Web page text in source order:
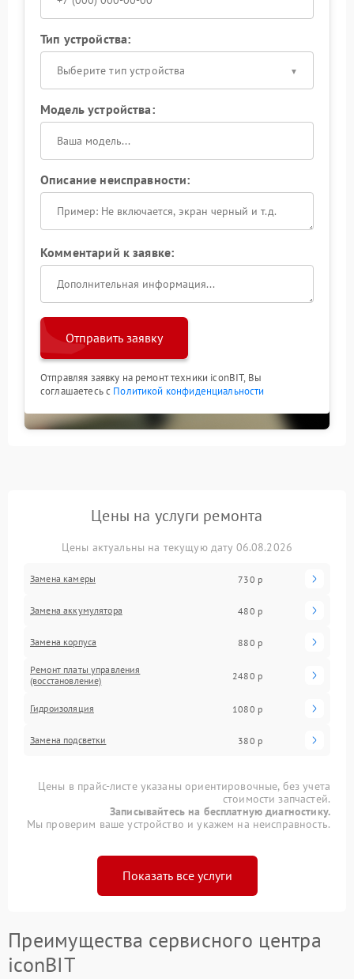
Тип устройства:
Выберите тип устройства
Модель устройства:
Описание неисправности:
Комментарий к заявке:
Отправить заявку
Отправляя заявку на ремонт техники iconBIT, Вы
соглашаетесь с Политикой конфиденциальности
Цены на услуги ремонта
Цены актуальны на текущую дату 06.08.2026
Замена камеры 730 р
Замена аккумулятора 480 р
Замена корпуса 880 р
Ремонт платы управления
(восстановление)
2480 р
Гидроизоляция 1080 р
Замена подсветки 380 р
Цены в прайс-листе указаны ориентировочные, без учета
стоимости запчастей.
Записывайтесь на бесплатную диагностику.
Мы проверим ваше устройство и укажем на неисправность.
Показать все услуги
Преимущества сервисного центра
iconBIT